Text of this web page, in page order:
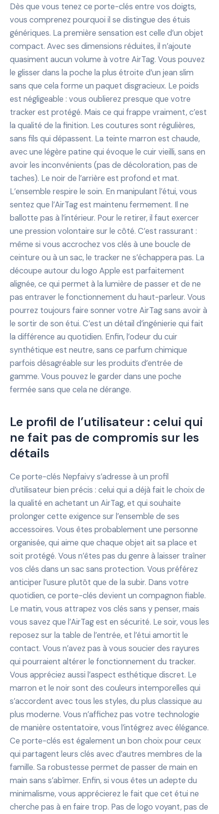
Dès que vous tenez ce porte-clés entre vos doigts,
vous comprenez pourquoi il se distingue des étuis
génériques. La première sensation est celle d’un objet
compact. Avec ses dimensions réduites, il n’ajoute
quasiment aucun volume à votre AirTag. Vous pouvez
le glisser dans la poche la plus étroite d’un jean slim
sans que cela forme un paquet disgracieux. Le poids
est négligeable : vous oublierez presque que votre
tracker est protégé. Mais ce qui frappe vraiment, c’est
la qualité de la finition. Les coutures sont régulières,
sans fils qui dépassent. La teinte marron est chaude,
avec une légère patine qui évoque le cuir vieilli, sans en
avoir les inconvénients (pas de décoloration, pas de
taches). Le noir de l’arrière est profond et mat.
L’ensemble respire le soin. En manipulant l’étui, vous
sentez que l’AirTag est maintenu fermement. Il ne
ballotte pas à l’intérieur. Pour le retirer, il faut exercer
une pression volontaire sur le côté. C’est rassurant :
même si vous accrochez vos clés à une boucle de
ceinture ou à un sac, le tracker ne s’échappera pas. La
découpe autour du logo Apple est parfaitement
alignée, ce qui permet à la lumière de passer et de ne
pas entraver le fonctionnement du haut-parleur. Vous
pourrez toujours faire sonner votre AirTag sans avoir à
le sortir de son étui. C’est un détail d’ingénierie qui fait
la différence au quotidien. Enfin, l’odeur du cuir
synthétique est neutre, sans ce parfum chimique
parfois désagréable sur les produits d’entrée de
gamme. Vous pouvez le garder dans une poche
fermée sans que cela ne dérange.
Le profil de l’utilisateur : celui qui
ne fait pas de compromis sur les
détails
Ce porte-clés Nepfaivy s’adresse à un profil
d’utilisateur bien précis : celui qui a déjà fait le choix de
la qualité en achetant un AirTag, et qui souhaite
prolonger cette exigence sur l’ensemble de ses
accessoires. Vous êtes probablement une personne
organisée, qui aime que chaque objet ait sa place et
soit protégé. Vous n’êtes pas du genre à laisser traîner
vos clés dans un sac sans protection. Vous préférez
anticiper l’usure plutôt que de la subir. Dans votre
quotidien, ce porte-clés devient un compagnon fiable.
Le matin, vous attrapez vos clés sans y penser, mais
vous savez que l’AirTag est en sécurité. Le soir, vous les
reposez sur la table de l’entrée, et l’étui amortit le
contact. Vous n’avez pas à vous soucier des rayures
qui pourraient altérer le fonctionnement du tracker.
Vous appréciez aussi l’aspect esthétique discret. Le
marron et le noir sont des couleurs intemporelles qui
s’accordent avec tous les styles, du plus classique au
plus moderne. Vous n’affichez pas votre technologie
de manière ostentatoire, vous l’intégrez avec élégance.
Ce porte-clés est également un bon choix pour ceux
qui partagent leurs clés avec d’autres membres de la
famille. Sa robustesse permet de passer de main en
main sans s’abîmer. Enfin, si vous êtes un adepte du
minimalisme, vous apprécierez le fait que cet étui ne
cherche pas à en faire trop. Pas de logo voyant, pas de